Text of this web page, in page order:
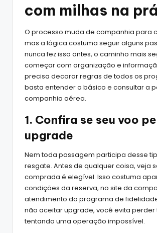
com milhas na
O processo muda de companhia para
mas a lógica costuma seguir alguns
nunca fez isso antes, o caminho mais
começar com organização e
precisa decorar regras de todos os
basta entender o básico e consultar a
companhia aérea.
1. Confira se seu voo
upgrade
Nem toda passagem participa desse
resgate. Antes de qualquer coisa, veja
comprada é elegível. Isso costuma
condições da reserva, no site da
atendimento do programa de
não aceitar upgrade, você evita perder
tentando uma operação impossível.